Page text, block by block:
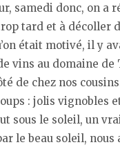
samedi donc, on a
tard et à décoller
était motivé, il y
vins au domaine de
de chez nos
: jolis vignobles
sous le soleil, un
le beau soleil,